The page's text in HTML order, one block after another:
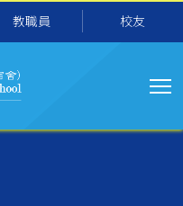
教職員 校友